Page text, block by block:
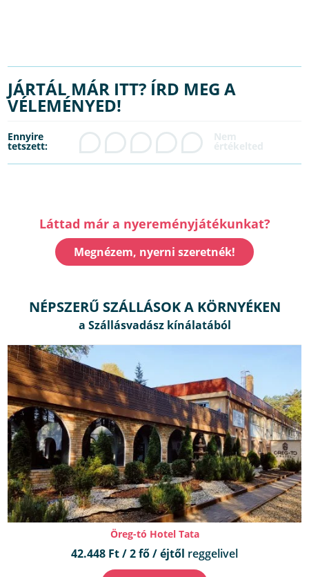
JÁRTÁL MÁR ITT? ÍRD MEG A
VÉLEMÉNYED!
Ennyire
tetszett:
Láttad már a nyereményjátékunkat?
Megnézem, nyerni szeretnék!
NÉPSZERŰ SZÁLLÁSOK A KÖRNYÉKEN
Öreg-tó Hotel Tata
42.448 Ft / 2 fő / éjtől reggelivel